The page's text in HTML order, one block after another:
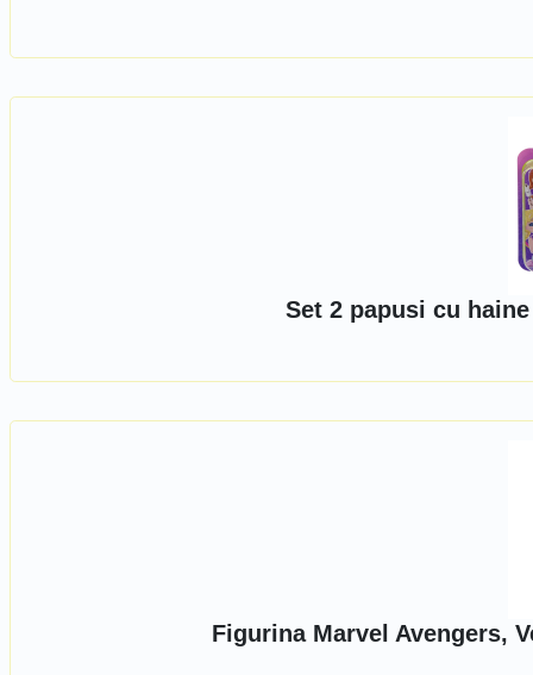
Set 2 papusi cu
Figurina Marvel Avengers,